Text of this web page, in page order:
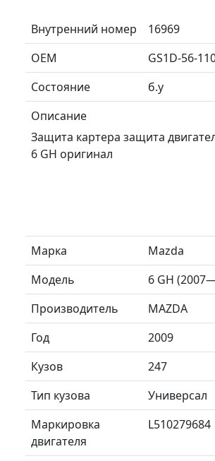
Внутренний номер
16969
ОЕМ
GS1D-56-
Состояние
б.у
Описание
Защита картера защита
6 GH оригинал
Марка
Mazda
Модель
6 GH
Производитель
MAZDA
Год
2009
Кузов
247
Тип кузова
Универсал
Маркировка
двигателя
L510279684